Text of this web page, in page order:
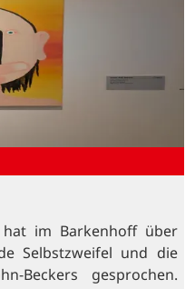
im Barkenhoff über
Selbstzweifel und die
Beckers gesprochen.